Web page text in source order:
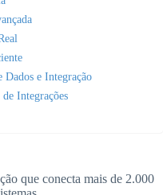
e Integração
Integrações
que conecta mais de 2.000